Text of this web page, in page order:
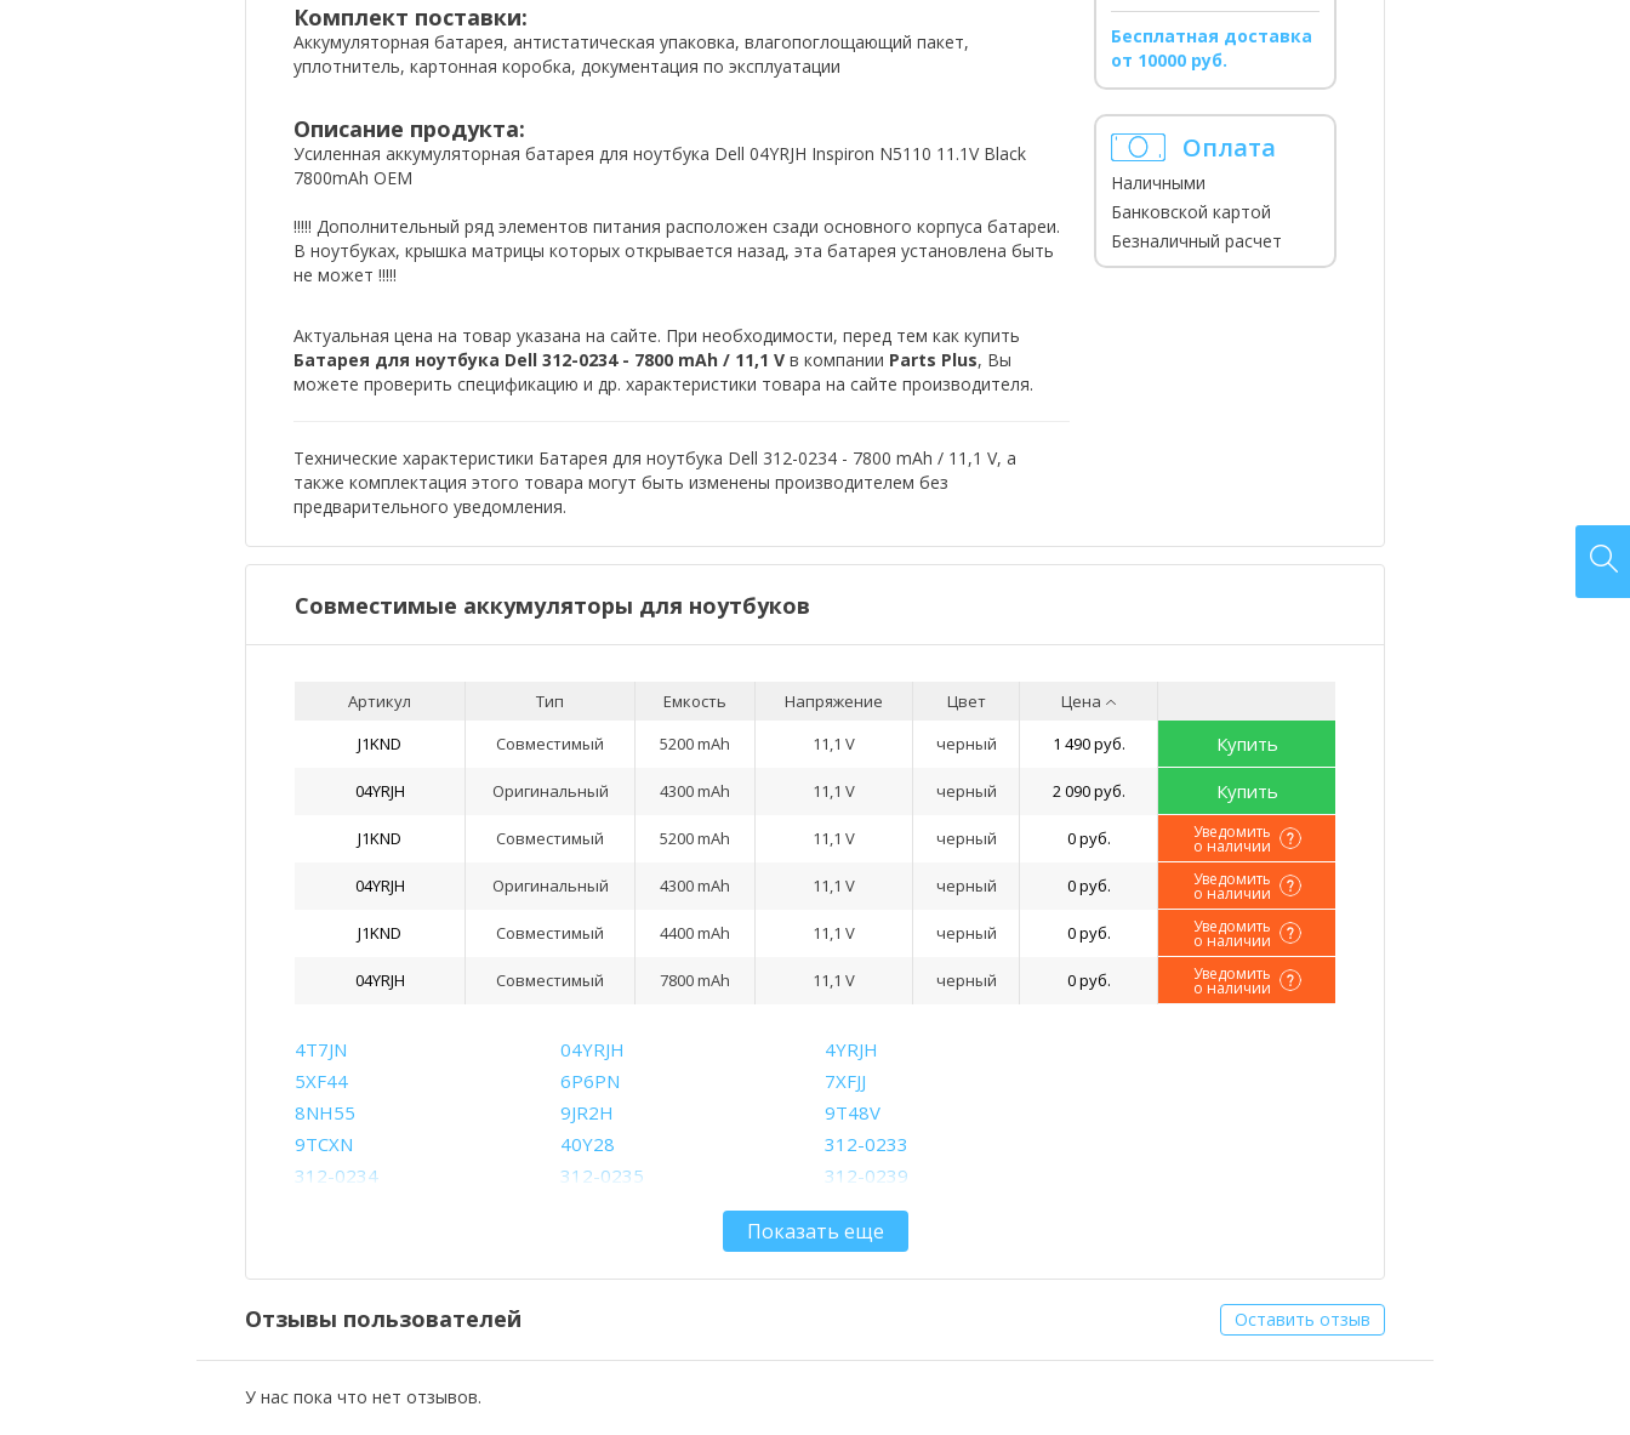
Комплект поставки:
Аккумуляторная батарея, антистатическая упаковка, влагопоглощающий пакет,
уплотнитель, картонная коробка, документация по эксплуатации
Описание продукта:
Усиленная аккумуляторная батарея для ноутбука Dell 04YRJH Inspiron N5110 11.1V Black
7800mAh OEM
!!!!! Дополнительный ряд элементов питания расположен сзади основного корпуса батареи.
В ноутбуках, крышка матрицы которых открывается назад, эта батарея установлена быть
не может !!!!!
Актуальная цена на товар указана на сайте. При необходимости, перед тем как купить
Батарея для ноутбука Dell 312-0234 - 7800 mAh / 11,1 V в компании Parts Plus, Вы
можете проверить спецификацию и др. характеристики товара на сайте производителя.
Технические характеристики Батарея для ноутбука Dell 312-0234 - 7800 mAh / 11,1 V, а
также комплектация этого товара могут быть изменены производителем без
предварительного уведомления.
Бесплатная доставка
от 10000 руб.
Оплата
Наличными
Банковской картой
Безналичный расчет
Совместимые аккумуляторы для ноутбуков
Артикул Тип Емкость Напряжение Цвет
Цена
J1KND
Совместимый 5200 mAh 11,1 V черный 1 490 руб. Купить
04YRJH Оригинальный 4300 mAh 11,1 V черный 2 090 руб. Купить
J1KND Совместимый 5200 mAh 11,1 V черный 0 руб. Уведомить
о наличии
04YRJH Оригинальный 4300 mAh 11,1 V черный 0 руб. Уведомить
о наличии
J1KND Совместимый 4400 mAh 11,1 V черный 0 руб. Уведомить
о наличии
04YRJH Совместимый 7800 mAh 11,1 V черный 0 руб. Уведомить
о наличии
4T7JN 04YRJH
4YRJH
5XF44
6P6PN
7XFJJ
8NH55
9JR2H
9T48V
9TCXN
40Y28
312-0233
312-0234
312-0235
312-0239
312-1200
312-1205
J1KND
PPWT2
W7H3N
WT2P4
YXVK2
Показать еще
Отзывы пользователей Оставить отзыв
У нас пока что нет отзывов.